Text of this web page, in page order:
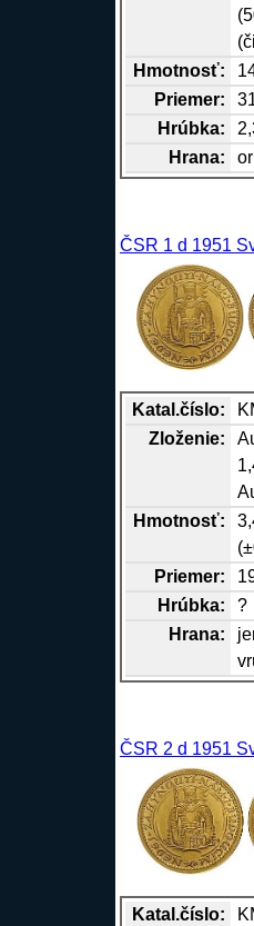
Hmotnosť:
Priemer:
Hrúbka:
Hrana:
ČSR 1 d 1951
Katal.číslo:
Zloženie:
Hmotnosť:
Priemer:
Hrúbka:
?
Hrana:
ČSR 2 d 1951
Katal.číslo: